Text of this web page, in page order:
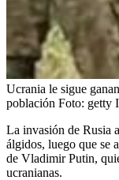
Ucrania le sigue
población Foto: getty
La invasión de Rusia
álgidos, luego que se
de Vladimir Putin,
ucranianas.